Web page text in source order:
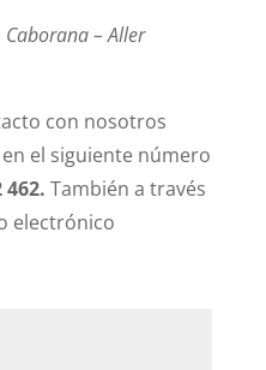
Caborana – Aller
con nosotros
el siguiente número
462. También a través
electrónico